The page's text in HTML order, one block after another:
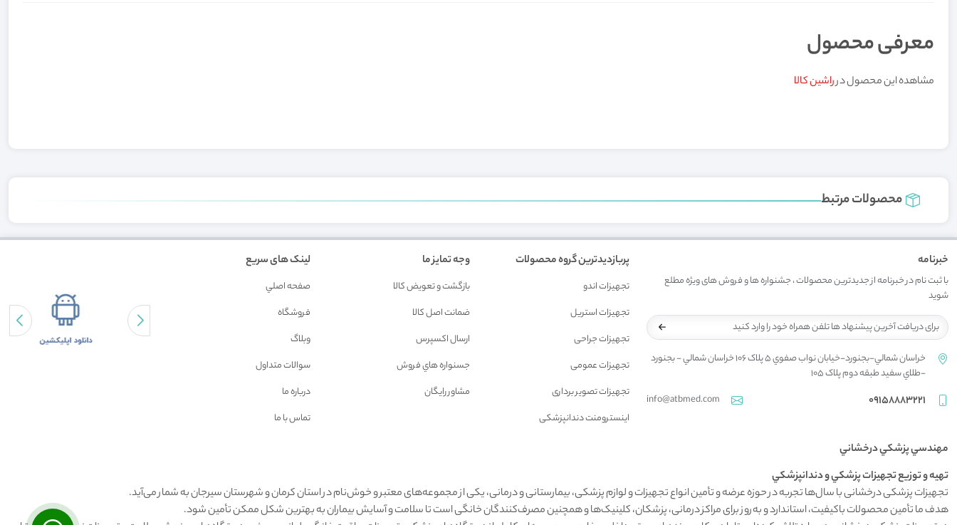
معرفی محصول
مشاهده این محصول درراشین کالا
محصولات مرتبط
خبرنامه
با ثبت نام در خبرنامه از جدیدترین محصولات ، جشنواره ها و فروش های ویژه مطلع
شوید
خراسان شمالي-بجنورد-خيابان نواب صفوي 5 پلاک 106 خراسان شمالي - بجنورد
-طلاي سفيد طبقه دوم پلاک 105
09158883221
info@atbmed.com
پربازدیدترین گروه محصولات
تجهیزات اندو
تجهیزات استریل
تجهیزات جراحی
تجهیزات عمومی
تجهیزات تصویر برداری
اینسترومنت دندانپزشکی
وجه تمایز ما
بازگشت و تعويض کالا
ضمانت اصل کالا
ارسال اکسپرس
جسنواره هاي فروش
مشاور رايگان
لینک های سریع
صفحه اصلي
فروشگاه
وبلاگ
سوالات متداول
درباره ما
تماس با ما
مهندسي پزشکي درخشاني
تهيه و توزيع تجهيزات پزشکي و دندانپزشکي
تجهیزات پزشکی درخشانی با سال‌ها تجربه در حوزه عرضه و تأمین انواع تجهیزات و لوازم پزشکی، بیمارستانی و درمانی، یکی از مجموعه‌های معتبر و خوش‌نام در استان کرمان و شهرستان سیرجان به شمار می‌آید.
هدف ما تأمین محصولات باکیفیت، استاندارد و به‌روز برای مراکز درمانی، پزشکان، کلینیک‌ها و همچنین مصرف‌کنندگان خانگی است تا سلامت و آسایش بیماران به بهترین شکل ممکن تأمین شود.